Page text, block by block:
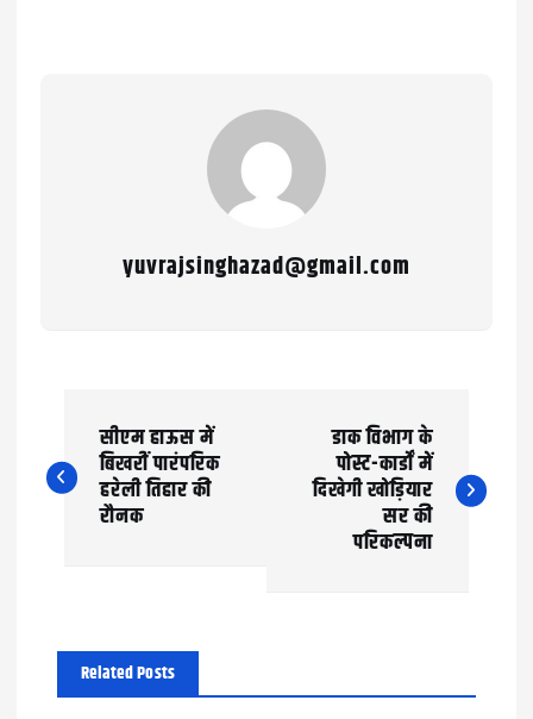
yuvrajsinghazad@gmail.com
o
s
a
v
सीएम हाऊस में
बिखरीं पारंपरिक
हरेली तिहार की
रौनक
डाक विभाग के
पोस्ट-कार्डों में
दिखेगी खोड़ियार
सर की
परिकल्पना
Related Posts